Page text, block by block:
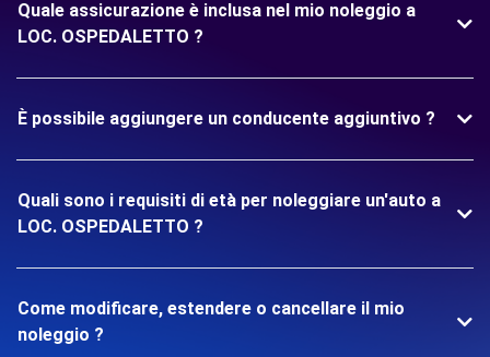
Quale assicurazione è inclusa nel mio noleggio a
LOC. OSPEDALETTO ?
È possibile aggiungere un conducente aggiuntivo ?
Quali sono i requisiti di età per noleggiare un'auto a
LOC. OSPEDALETTO ?
Come modificare, estendere o cancellare il mio
noleggio ?